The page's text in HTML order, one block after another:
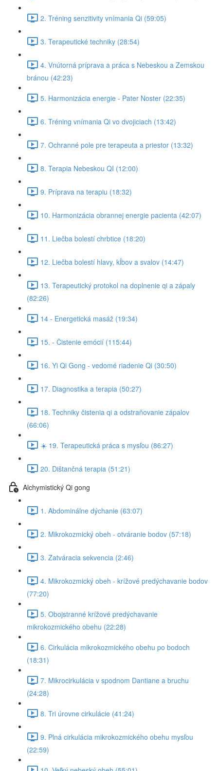
2. Tréning senzitivity vnímania Qi (59:05)
3. Terapeutické techniky (28:54)
4. Vnútorná príprava a práca s Nebeskou a Zemskou
bránou (42:23)
5. Harmonizácia energie - Pater Noster (22:35)
6. Tréning vnímania Qi vo dvojiciach (13:42)
7. Ochranné pole pre terapeuta a priestor (13:32)
8. Terapia Nebeskou QI (12:00)
9. Príprava na terapiu (18:32)
10. Harmonizácia obrannej energie pacienta (42:07)
11. Liečba bolestí chrbtice (18:20)
12. Liečba bolestí hlavy, kĺbov a svalov (14:47)
13. Terapeutický protokol na doplnenie qi a zápaly
(82:26)
14 - Energetická masáž (19:34)
15. - Čistenie emócií (115:44)
16. Yi Qi Gong - vedomé riadenie Qi (30:50)
17. Diagnostika a terapia (50:27)
18. Techniky čistenia qi a odstraňovanie zápalov
(66:06)
☀️ 19. Terapeutická práca s mysľou (86:27)
20. Dištančná terapia (51:21)
Alchymistický Qi gong
1. Abdominálne dýchanie (63:07)
2. Mikrokozmický obeh - otváranie bodov (57:18)
3. Zatváracia sekvencia (2:46)
4. Mikrokozmický obeh - krížové predýchavanie bodov
(77:20)
5. Obojstranné krížové predýchavanie
mikrokozmického obehu (22:28)
6. Cirkulácia mikrokozmického obehu po bodoch
(18:31)
7. Mikrocirkulácia v spodnom Dantiane a bruchu
(24:28)
8. Tri úrovne cirkulácie (41:24)
9. Plná cirkulácia mikrokozmického obehu mysľou
(22:59)